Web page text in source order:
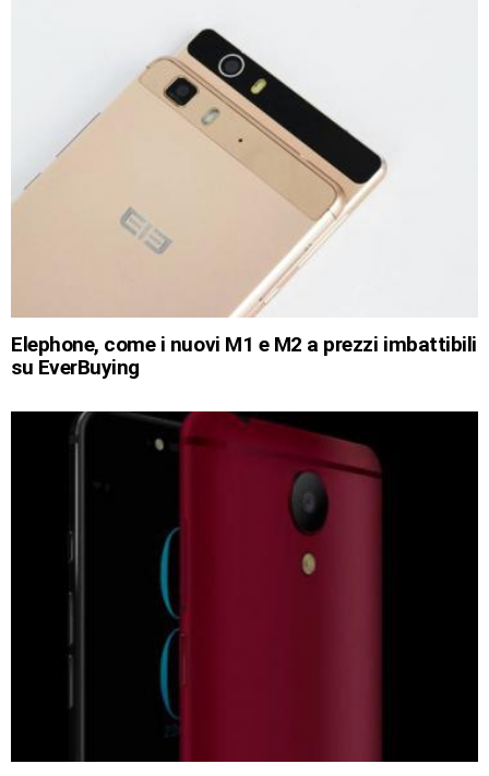
Elephone, come i nuovi M1 e M2 a prezzi imbattibili
su EverBuying